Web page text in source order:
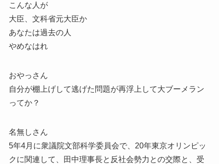
こんな人が
大臣、文科省元大臣か
あなたは過去の人
やめなはれ
おやっさん
自分が棚上げして逃げた問題が再浮上して大ブーメラン
ってか？
名無しさん
5年4月に衆議院文部科学委員会で、20年東京オリンピッ
クに関連して、田中理事長と反社会勢力との交際と、受